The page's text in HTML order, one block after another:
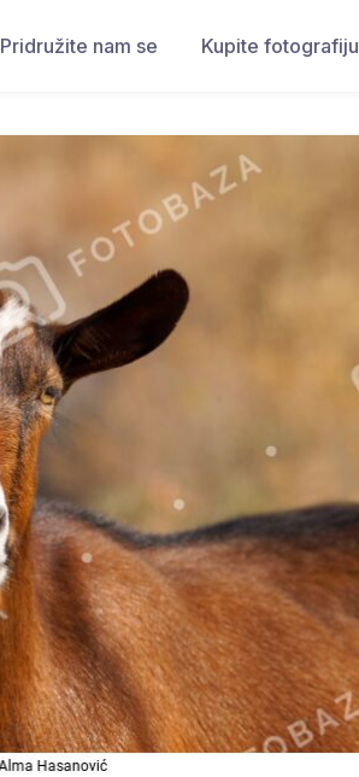
Pridružite nam se Kupite fotografiju